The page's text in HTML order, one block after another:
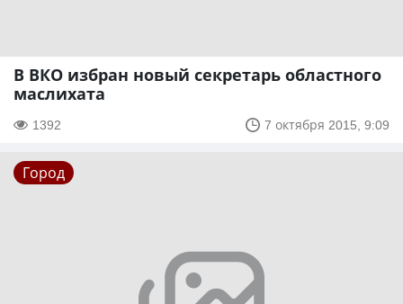
В ВКО избран новый секретарь областного
маслихата
1392 7 октября 2015, 9:09
Город